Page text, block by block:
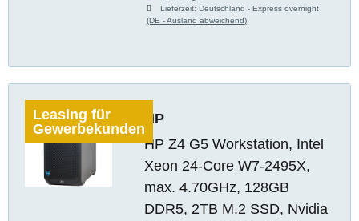
Lieferzeit:Deutschland - Express overnight
(DE - Ausland abweichend)
Leasing für
Gewerbekunden
HP
HP Z4 G5 Workstation, Intel
Xeon 24-Core W7-2495X,
max. 4.70GHz, 128GB
DDR5, 2TB M.2 SSD, Nvidia